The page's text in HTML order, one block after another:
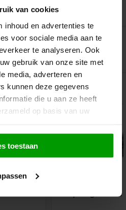
van cookies
inhoud en advertenties te
voor sociale media aan te
te analyseren. Ook
gebruik van onze site met
media, adverteren en
kunnen deze gegevens
die u aan ze heeft
op basis van uw
toestaan
Drop Kogels